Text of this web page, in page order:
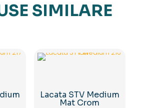
SIMILARE
Lacata STV Medium
Mat Crom